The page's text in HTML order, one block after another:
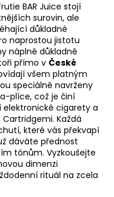
BAR Juice stojí
surovin, ale
důkladné
naprostou jistotu
náplně důkladně
přímo v České
všem platným
speciálně navrženy
plíce, což je činí
cigarety a
Každá
které vás překvapí
dáváte přednost
tónům. Vyzkoušejte
dimenzi
rituál na zcela